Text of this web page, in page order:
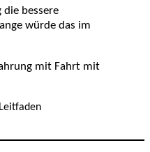
die bessere
würde das im
mit Fahrt mit